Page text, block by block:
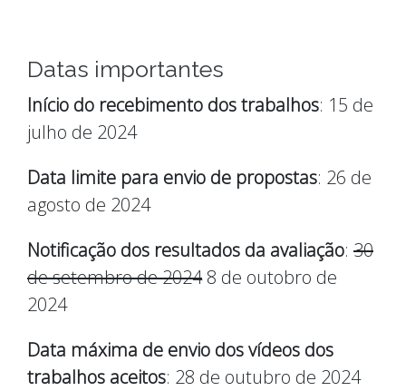
Datas importantes
Início do recebimento dos trabalhos: 15 de
julho de 2024
Data limite para envio de propostas: 26 de
agosto de 2024
Notificação dos resultados da avaliação: 30
de setembro de 20248 de outobro de
2024
Data máxima de envio dos vídeos dos
trabalhos aceitos: 28 de outubro de 2024